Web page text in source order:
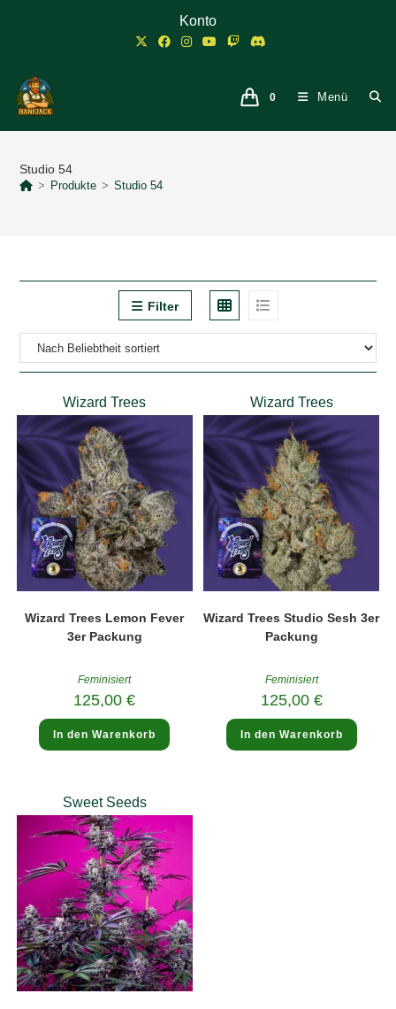
Konto
0 Menü
Studio 54
> Produkte > Studio 54
Filter
Wizard Trees
Wizard Trees Lemon Fever
3er Packung
Feminisiert
125,00€
In den Warenkorb
Wizard Trees
Wizard Trees Studio Sesh 3er
Packung
Feminisiert
125,00 €
In den Warenkorb
Sweet Seeds